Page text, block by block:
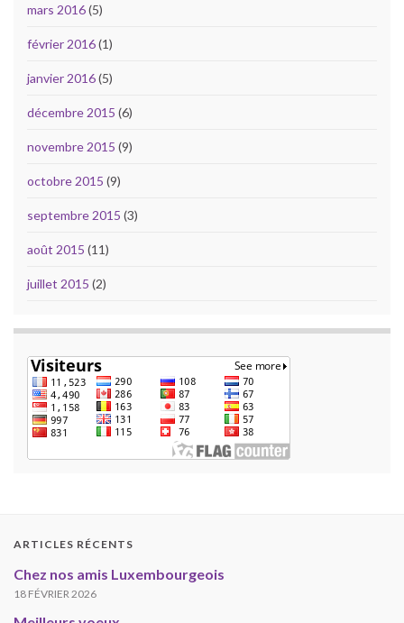
mars 2016(5)
février 2016(1)
janvier 2016(5)
décembre 2015 (6)
novembre 2015 (9)
octobre 2015 (9)
septembre 2015 (3)
août 2015 (11)
juillet 2015 (2)
ARTICLES RÉCENTS
Chez nos amis Luxembourgeois
18 FÉVRIER 2026